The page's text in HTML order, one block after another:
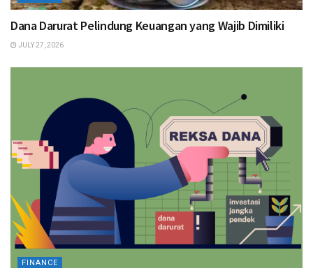
Dana Darurat Pelindung Keuangan yang Wajib Dimiliki
JULY 27, 2026
FINANCE